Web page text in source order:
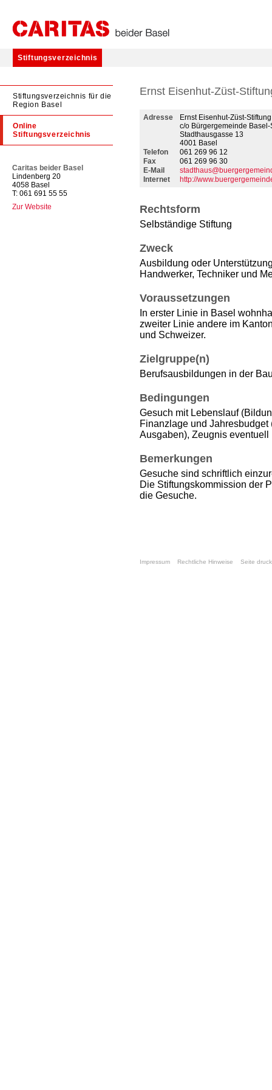
Stiftungsverzeichnis
Stiftungsverzeichnis für die
Region Basel
Online
Stiftungsverzeichnis
Caritas beider Basel
Lindenberg 20
4058 Basel
T: 061 691 55 55
Zur Website
Ernst Eisenhut-Züst-
Adresse
Ernst Eisenhut-Züst-Stiftung
c/o Bürgergemeinde Basel-
Stadthausgasse 13
4001 Basel
Telefon
061 269 96 12
Fax
061 269 96 30
E-Mail
Internet
http://
Rechtsform
Selbständige Stiftung
Zweck
Ausbildung oder
Handwerker, Techniker und
Voraussetzungen
In erster Linie in Basel
zweiter Linie andere im
und Schweizer.
Zielgruppe(n)
Berufsausbildungen in der
Bedingungen
Gesuch mit Lebenslauf
Finanzlage und
Ausgaben), Zeugnis eventuell
Bemerkungen
Gesuche sind schriftlich
Die Stiftungskommission der
die Gesuche.
Impressum Rechtliche Hinweise Seite